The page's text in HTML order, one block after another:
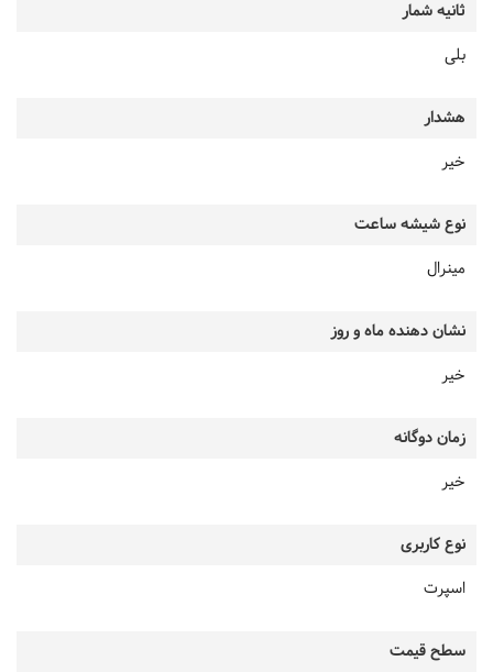
ثانیه شمار
بلی
هشدار
خیر
نوع شیشه ساعت
مینرال
نشان دهنده ماه و روز
خیر
زمان دوگانه
خیر
نوع کاربری
اسپرت
سطح قیمت